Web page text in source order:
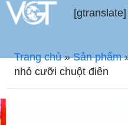
[gtranslate]
Trang chủ»Sản phẩm
nhỏ cưỡi chuột điên